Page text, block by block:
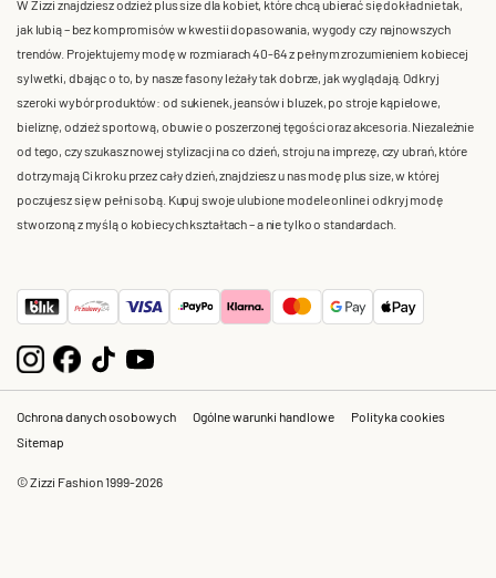
W Zizzi znajdziesz odzież plus size dla kobiet, które chcą ubierać się dokładnie tak,
jak lubią – bez kompromisów w kwestii dopasowania, wygody czy najnowszych
trendów. Projektujemy modę w rozmiarach 40-64 z pełnym zrozumieniem kobiecej
sylwetki, dbając o to, by nasze fasony leżały tak dobrze, jak wyglądają. Odkryj
szeroki wybór produktów: od sukienek, jeansów i bluzek, po stroje kąpielowe,
bieliznę, odzież sportową, obuwie o poszerzonej tęgości oraz akcesoria. Niezależnie
od tego, czy szukasz nowej stylizacji na co dzień, stroju na imprezę, czy ubrań, które
dotrzymają Ci kroku przez cały dzień, znajdziesz u nas modę plus size, w której
poczujesz się w pełni sobą. Kupuj swoje ulubione modele online i odkryj modę
stworzoną z myślą o kobiecych kształtach – a nie tylko o standardach.
Ochrona danych osobowych Ogólne warunki handlowe
Polityka cookies
Sitemap
© Zizzi Fashion 1999-2026